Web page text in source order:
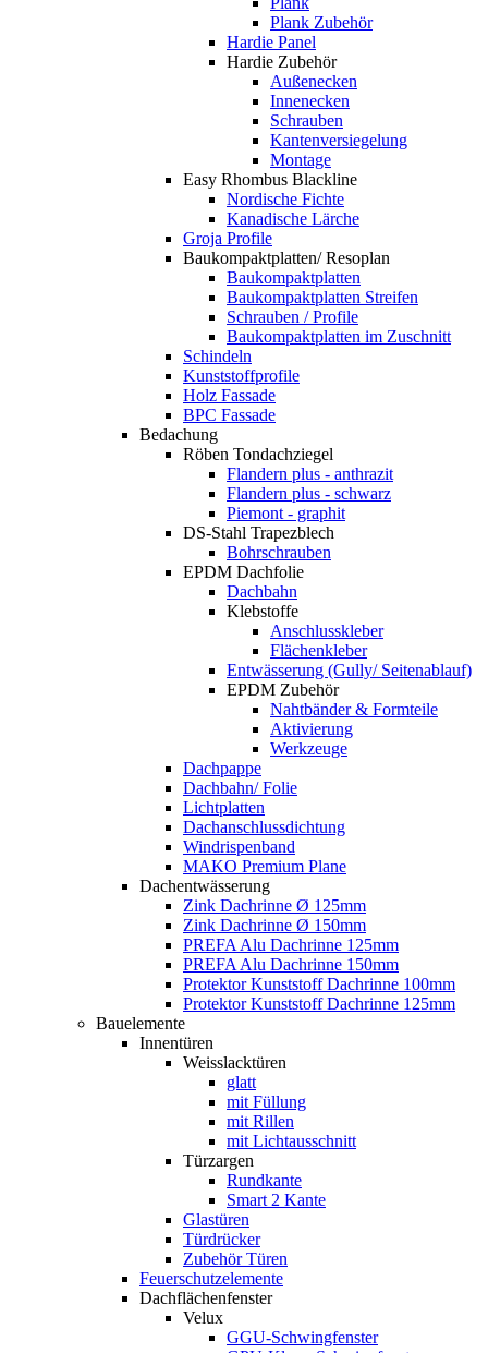
Plank Zubehör
Hardie Panel
Hardie Zubehör
Außenecken
Innenecken
Schrauben
Kantenversiegelung
Montage
Easy Rhombus Blackline
Nordische Fichte
Kanadische Lärche
Groja Profile
Baukompaktplatten/ Resoplan
Baukompaktplatten
Baukompaktplatten Streifen
Schrauben / Profile
Baukompaktplatten im Zuschnitt
Schindeln
Kunststoffprofile
Holz Fassade
BPC Fassade
Bedachung
Röben Tondachziegel
Flandern plus - anthrazit
Flandern plus - schwarz
Piemont - graphit
DS-Stahl Trapezblech
Bohrschrauben
EPDM Dachfolie
Dachbahn
Klebstoffe
Anschlusskleber
Flächenkleber
Entwässerung (Gully/ Seitenablauf)
EPDM Zubehör
Nahtbänder & Formteile
Aktivierung
Werkzeuge
Dachpappe
Dachbahn/ Folie
Lichtplatten
Dachanschlussdichtung
Windrispenband
MAKO Premium Plane
Dachentwässerung
Zink Dachrinne Ø 125mm
Zink Dachrinne Ø 150mm
PREFA Alu Dachrinne 125mm
PREFA Alu Dachrinne 150mm
Protektor Kunststoff Dachrinne 100mm
Protektor Kunststoff Dachrinne 125mm
Bauelemente
Innentüren
Weisslacktüren
glatt
mit Füllung
mit Rillen
mit Lichtausschnitt
Türzargen
Rundkante
Smart 2 Kante
Glastüren
Türdrücker
Zubehör Türen
Feuerschutzelemente
Dachflächenfenster
Velux
GGU-Schwingfenster